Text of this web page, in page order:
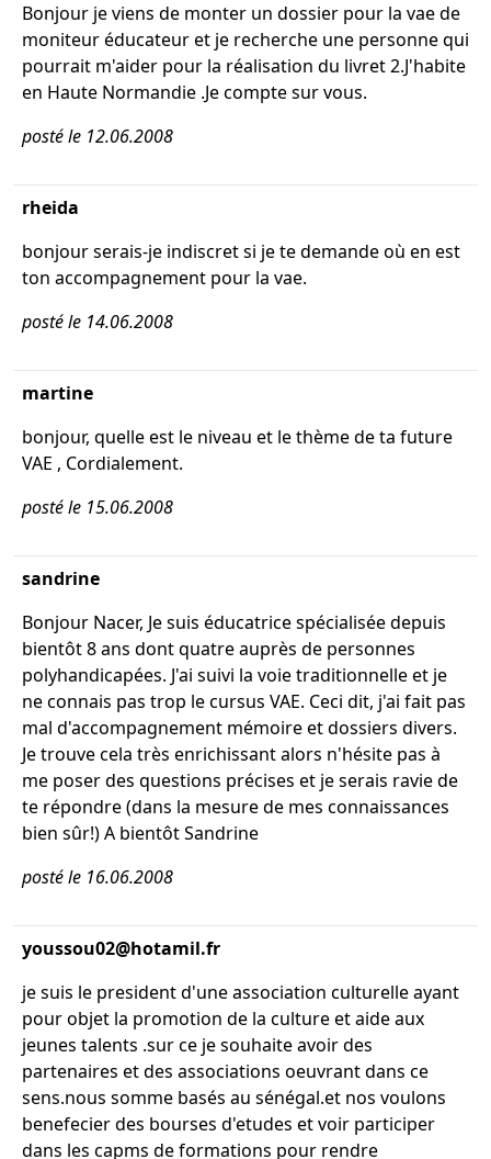
Bonjour je viens de monter un dossier pour la vae de
moniteur éducateur et je recherche une personne qui
pourrait m'aider pour la réalisation du livret 2.J'habite
en Haute Normandie .Je compte sur vous.
posté le 12.06.2008
rheida
bonjour serais-je indiscret si je te demande où en est
ton accompagnement pour la vae.
posté le 14.06.2008
martine
bonjour, quelle est le niveau et le thème de ta future
VAE , Cordialement.
posté le 15.06.2008
sandrine
Bonjour Nacer, Je suis éducatrice spécialisée depuis
bientôt 8 ans dont quatre auprès de personnes
polyhandicapées. J'ai suivi la voie traditionnelle et je
ne connais pas trop le cursus VAE. Ceci dit, j'ai fait pas
mal d'accompagnement mémoire et dossiers divers.
Je trouve cela très enrichissant alors n'hésite pas à
me poser des questions précises et je serais ravie de
te répondre (dans la mesure de mes connaissances
bien sûr!) A bientôt Sandrine
posté le 16.06.2008
youssou02@hotamil.fr
je suis le president d'une association culturelle ayant
pour objet la promotion de la culture et aide aux
jeunes talents .sur ce je souhaite avoir des
partenaires et des associations oeuvrant dans ce
sens.nous somme basés au sénégal.et nos voulons
benefecier des bourses d'etudes et voir participer
dans les capms de formations pour rendre